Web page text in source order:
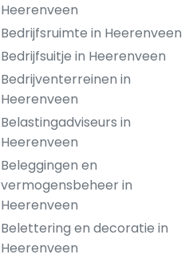
Heerenveen
Bedrijfsruimte in Heerenveen
Bedrijfsuitje in Heerenveen
Bedrijventerreinen in
Heerenveen
Belastingadviseurs in
Heerenveen
Beleggingen en
vermogensbeheer in
Heerenveen
Belettering en decoratie in
Heerenveen